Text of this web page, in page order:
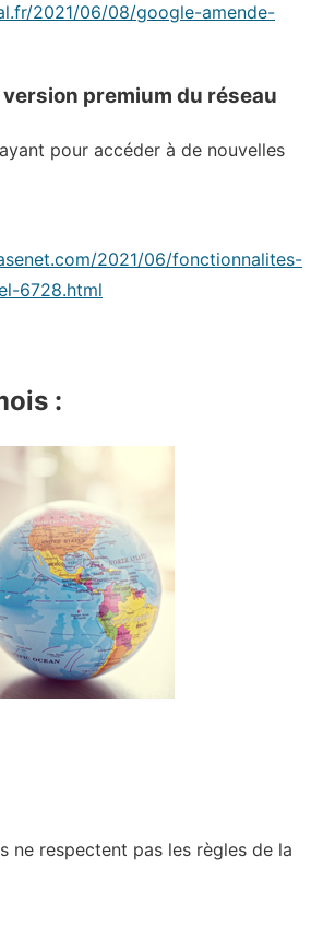
2021/06/08/google-amende-
premium du réseau
pour accéder à de nouvelles
2021/06/fonctionnalites-
6728.html
:
ne respectent pas les règles de la